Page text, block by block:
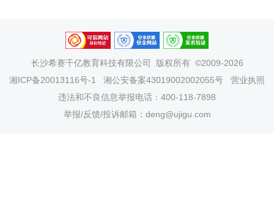
长沙希赛千亿教育科技有限公司
版权所有 ©2009-2026
湘ICP备20013116号-1
湘公安备案43019002002055号
营业执照
违法和不良信息举报电话：400-118-7898
举报/反馈/投诉邮箱：deng@ujigu.com